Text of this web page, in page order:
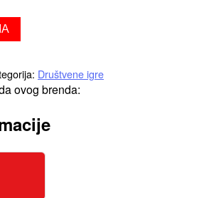
Društvene igre
ovog brenda: